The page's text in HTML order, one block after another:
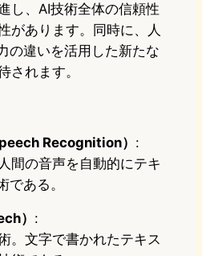
し、AI技術全体の信頼性
があります。同時に、人
の違いを活用した新たな
されます。
Recognition） :
間の音声を自動的にテキ
である。
） :
。文字で書かれたテキス